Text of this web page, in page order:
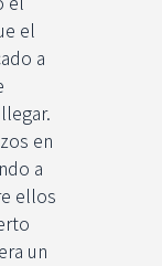
el
a
en
a
ellos
un